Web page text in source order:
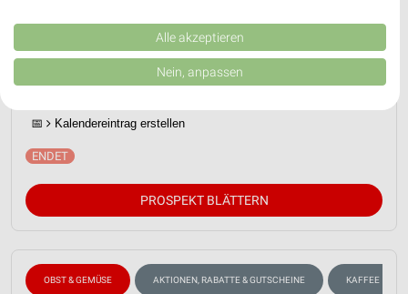
EDEKA Prospekt für Fahrdorf ab Mo. den
03.08.
📅 Kalendereintrag erstellen
PROSPEKT BLÄTTERN
OBST & GEMÜSE AKTIONEN, RABATTE & GUTSCHEINE KAFFEE
Kombinationen von Daten aus verschiedenen Quellen. Entwicklung und
Verbesserung der Angebote. Verwendung reduzierter Daten zur Auswahl
von Inhalten.
Daten können außerhalb der Europäischen Union weitergegeben und in die
Website/App.
Wir nutzen Ihre Daten für folgende Zwecke:
IAB-Verarbeitungszwecke:
Speichern von oder Zugriff auf Informationen
Verwendung reduzierter Daten zur Auswahl von
Werbeanzeigen
Alle akzeptieren
Nein, anpassen